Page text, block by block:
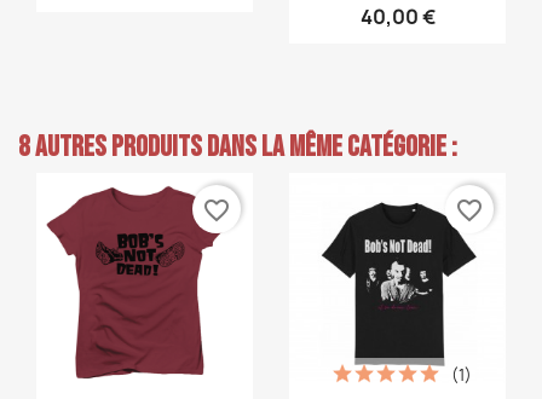
40,00 €
8 autres produits dans la même catégorie :
favorite_border
(1)
favorite_border